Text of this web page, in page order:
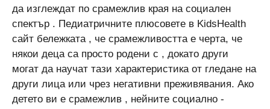
да изглеждат по срамежлив края на социален
спектър . Педиатричните плюсовете в KidsHealth
сайт бележката , че срамежливостта е черта, че
някои деца са просто родени с , докато други
могат да научат тази характеристика от гледане на
други лица или чрез негативни преживявания. Ако
детето ви е срамежлив , нейните социално -